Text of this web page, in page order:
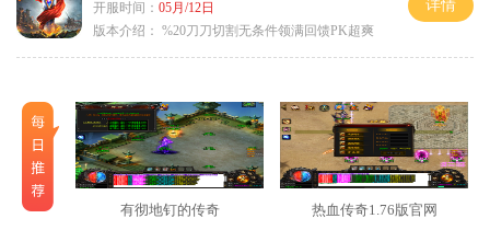
开服时间： 05月/12日
版本介绍： %20刀刀切割无条件领满回馈PK超爽
详情
有彻地钉的传奇 热血传奇1.76版官网